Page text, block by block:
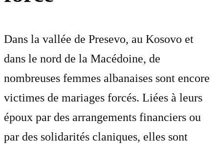
Dans la vallée de Presevo, au Kosovo et
dans le nord de la Macédoine, de
nombreuses femmes albanaises sont encore
victimes de mariages forcés. Liées à leurs
époux par des arrangements financiers ou
par des solidarités claniques, elles sont